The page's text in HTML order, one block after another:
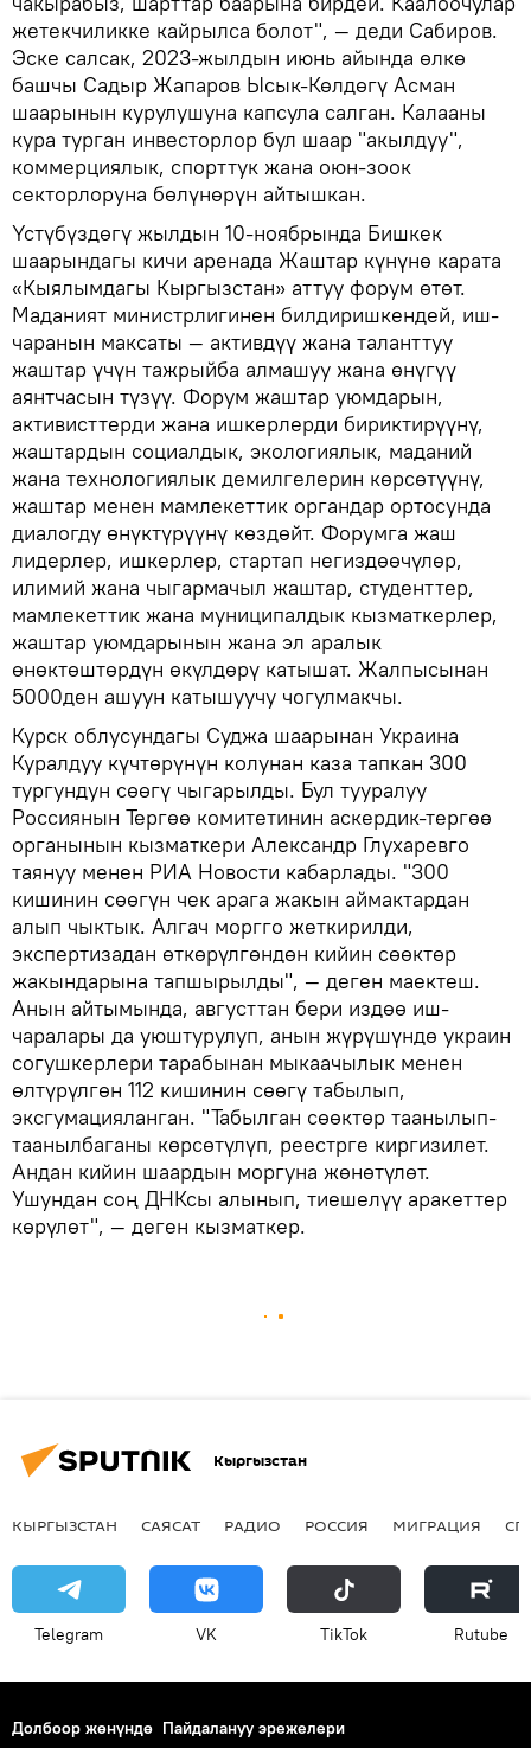
жетекчиликке кайрылса болот", — деди Сабиров.
Эске салсак, 2023-жылдын июнь айында өлкө
башчы Садыр Жапаров Ысык-Көлдөгү Асман
шаарынын курулушуна капсула салган. Калааны
кура турган инвесторлор бул шаар "акылдуу",
коммерциялык, спорттук жана оюн-зоок
секторлоруна бөлүнөрүн айтышкан.
Үстүбүздөгү жылдын 10-ноябрында Бишкек
шаарындагы кичи аренада Жаштар күнүнө карата
«Кыялымдагы Кыргызстан» аттуу форум өтөт.
Маданият министрлигинен билдиришкендей, иш-
чаранын максаты — активдүү жана таланттуу
жаштар үчүн тажрыйба алмашуу жана өнүгүү
аянтчасын түзүү. Форум жаштар уюмдарын,
активисттерди жана ишкерлерди бириктирүүнү,
жаштардын социалдык, экологиялык, маданий
жана технологиялык демилгелерин көрсөтүүнү,
жаштар менен мамлекеттик органдар ортосунда
диалогду өнүктүрүүнү көздөйт. Форумга жаш
лидерлер, ишкерлер, стартап негиздөөчүлөр,
илимий жана чыгармачыл жаштар, студенттер,
мамлекеттик жана муниципалдык кызматкерлер,
жаштар уюмдарынын жана эл аралык
өнөктөштөрдүн өкүлдөрү катышат. Жалпысынан
5000ден ашуун катышуучу чогулмакчы.
Курск облусундагы Суджа шаарынан Украина
Куралдуу күчтөрүнүн колунан каза тапкан 300
тургундун сөөгү чыгарылды. Бул тууралуу
Россиянын Тергөө комитетинин аскердик-тергөө
органынын кызматкери Александр Глухаревго
таянуу менен РИА Новости кабарлады. "300
кишинин сөөгүн чек арага жакын аймактардан
алып чыктык. Алгач моргго жеткирилди,
экспертизадан өткөрүлгөндөн кийин сөөктөр
жакындарына тапшырылды", — деген маектеш.
Анын айтымында, августтан бери издөө иш-
чаралары да уюштурулуп, анын жүрүшүндө украин
согушкерлери тарабынан мыкаачылык менен
өлтүрүлгөн 112 кишинин сөөгү табылып,
эксгумацияланган. "Табылган сөөктөр таанылып-
таанылбаганы көрсөтүлүп, реестрге киргизилет.
Андан кийин шаардын моргуна жөнөтүлөт.
Ушундан соң ДНКсы алынып, тиешелүү аракеттер
көрүлөт", — деген кызматкер.
Кыргызстан
КЫРГЫЗСТАН САЯСАТ РАДИО РОССИЯ МИГРАЦИЯ
Telegram VK ТikТоk Rutube
Долбоор жөнүндө Пайдалануу эрежелери